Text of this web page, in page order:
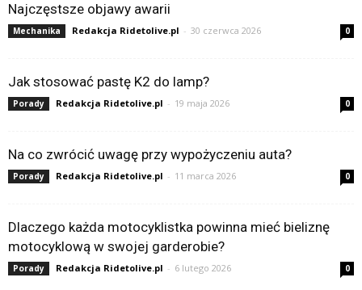
Najczęstsze objawy awarii
Mechanika Redakcja Ridetolive.pl - 30 czerwca 2026 0
Jak stosować pastę K2 do lamp?
Porady Redakcja Ridetolive.pl - 19 maja 2026 0
Na co zwrócić uwagę przy wypożyczeniu auta?
Porady Redakcja Ridetolive.pl - 11 marca 2026 0
Dlaczego każda motocyklistka powinna mieć bieliznę
motocyklową w swojej garderobie?
Porady Redakcja Ridetolive.pl - 6 lutego 2026 0